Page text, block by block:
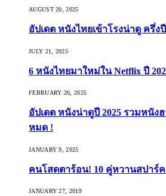
AUGUST 20, 2025
อัปเดต หนังไทยเข้าโรงน่าดู ครึ่ง
JULY 21, 2025
6 หนังไทยมาใหม่ใน Netflix ปี
FEBRUARY 26, 2025
อัปเดต หนังน่าดูปี 2025 รวมหนั
หมด !
JANUARY 9, 2025
คนโสดตาร้อน! 10 คู่หวานสปาร์ค
JANUARY 27, 2019